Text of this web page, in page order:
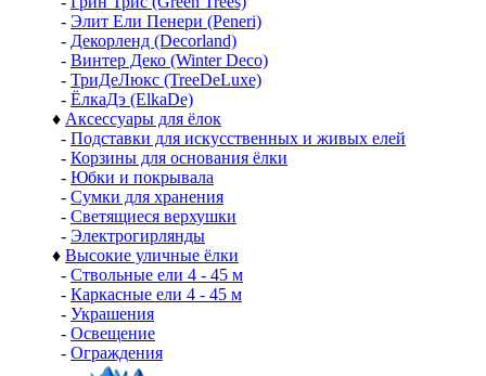
- Элит Ели Пенери (Peneri)
- Декорленд (Decorland)
- Винтер Деко (Winter Deco)
- ТриДеЛюкс (TreeDeLuxe)
- ЁлкаДэ (ElkaDe)
♦ Аксессуары для ёлок
- Подставки для искусственных и живых елей
- Корзины для основания ёлки
- Юбки и покрывала
- Сумки для хранения
- Светящиеся верхушки
- Электрогирлянды
♦ Высокие уличные ёлки
- Ствольные ели 4 - 45 м
- Каркасные ели 4 - 45 м
- Украшения
- Освещение
- Ограждения